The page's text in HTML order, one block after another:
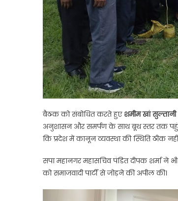
बैठक को संबोधित करते हुए शमीम खां सुल्तानी
अनुशासन और समर्पण के साथ बूथ स्तर तक
कि प्रदेश में कानून व्यवस्था की स्थिति ठीक
सपा महानगर महासचिव पंडित दीपक शर्मा ने
को समाजवादी पार्टी से जोड़ने की अपील की।